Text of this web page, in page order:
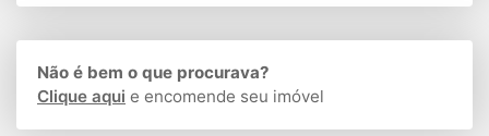
Não é bem o que procurava?
Clique aqui e encomende seu imóvel